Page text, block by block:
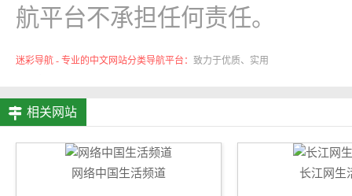
航平台不承担任何责任。
迷彩导航 - 专业的中文网站分类导航平台： 致力于优质、实用
相关网站
网络中国生活频道 长江网生